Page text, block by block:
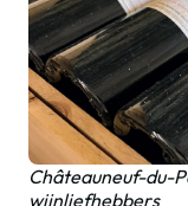
Châteauneuf-du-
wijnliefhebbers